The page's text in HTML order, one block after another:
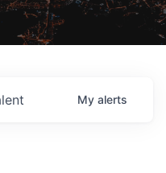
My alerts